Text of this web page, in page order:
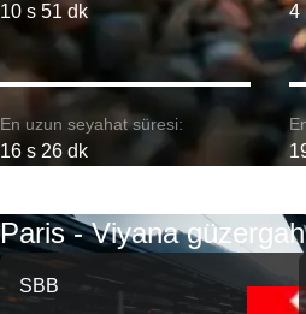
10 s 51 dk
En uzun seyahat süresi:
16 s 26 dk
4
Paris - Viyana
SBB